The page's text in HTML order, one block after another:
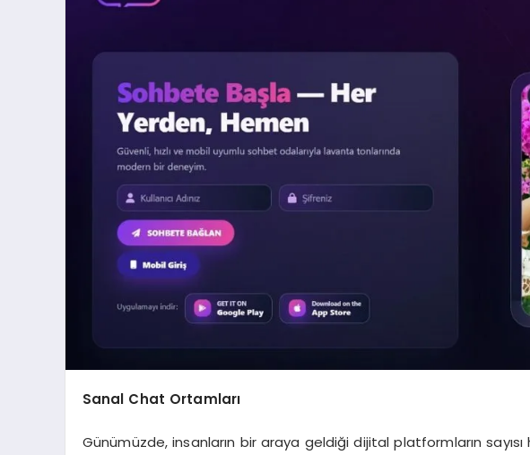
Sanal Chat Ortamları
Günümüzde, insanların bir araya geldiği dijital platformların